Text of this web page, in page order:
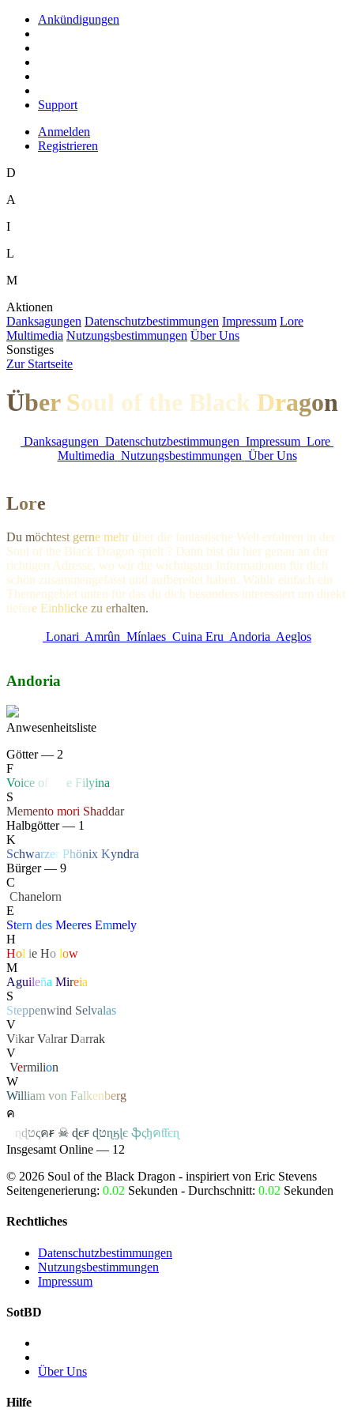
Ankündigungen
Support
Anmelden
Registrieren
D
A
I
L
M
Aktionen
Danksagungen Datenschutzbestimmungen Impressum Lore
Multimedia Nutzungsbestimmungen Über Uns
Sonstiges
Zur Startseite
Über Soul of the Black Dragon
Danksagungen Datenschutzbestimmungen Impressum Lore
Multimedia Nutzungsbestimmungen Über Uns
Lore
Du möchtest gerne mehr über die fantastische Welt erfahren in der
Soul of the Black Dragon spielt ? Dann bist du hier genau an der
richtigen Adresse, wo wir die wichtigsten Informationen für dich
schön zusammengefasst und aufbereitet haben. Wähle einfach ein
Themengebiet unten für das du dich besonders interessiert um direkt
tiefere Einblicke zu erhalten.
Lonari Amrûn Mínlaes Cuina Eru Andoria Aeglos
Andoria
Anwesenheitsliste
Götter — 2
F
Voice of e Filyina
S
Memento mori Shaddar
Halbgötter — 1
K
Schwarzer Phönix Kyndra
Bürger — 9
C
Chanelorn
E
Stern des Meeres Emmely
H
Hol ie Ho low
M
Aguileña Mireia
S
Steppenwind Selvalas
V
VikarValrarDarrak
V
Vermilion
W
William von Falkenberg
ค
ɳɖטςคꞧ ☠ ɖєꞧ ɖטɳӄɭє ֆςђคƭƭєɳ
Insgesamt Online — 12
© 2026 Soul of the Black Dragon - inspiriert von Eric Stevens
Seitengenerierung: 0.02 Sekunden - Durchschnitt: 0.02 Sekunden
Rechtliches
Datenschutzbestimmungen
Nutzungsbestimmungen
Impressum
SotBD
Über Uns
Hilfe